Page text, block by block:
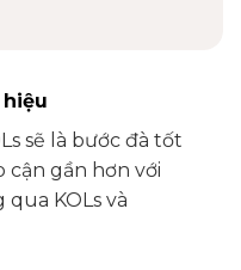
sẽ là bước đà tốt
gần hơn với
KOLs và